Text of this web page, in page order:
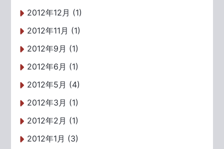
2012年12月 (1)
2012年11月 (1)
2012年9月 (1)
2012年6月 (1)
2012年5月 (4)
2012年3月 (1)
2012年2月 (1)
2012年1月 (3)